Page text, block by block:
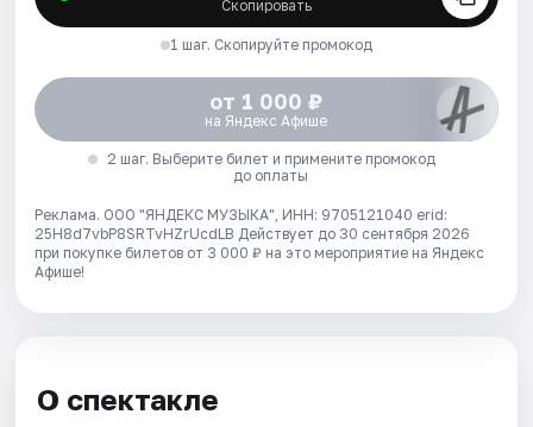
Скопировать
1 шаг. Скопируйте промокод
от 1 000 ₽
на Яндекс Афише
2 шаг. Выберите билет и примените промокод
до оплаты
Реклама. ООО "ЯНДЕКС МУЗЫКА", ИНН: 9705121040 erid:
25H8d7vbP8SRTvHZrUcdLB Действует до 30 сентября 2026
при покупке билетов от 3 000 ₽ на это мероприятие на Яндекс
Афише!
О спектакле